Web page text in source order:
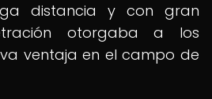
distancia y con gran
otorgaba a los
ventaja en el campo de